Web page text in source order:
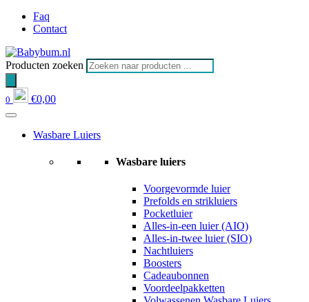
Faq
Contact
Producten zoeken
0 €0,00
Wasbare Luiers
Wasbare luiers
Voorgevormde luier
Prefolds en strikluiers
Pocketluier
Alles-in-een luier (AIO)
Alles-in-twee luier (SIO)
Nachtluiers
Boosters
Cadeaubonnen
Voordeelpakketten